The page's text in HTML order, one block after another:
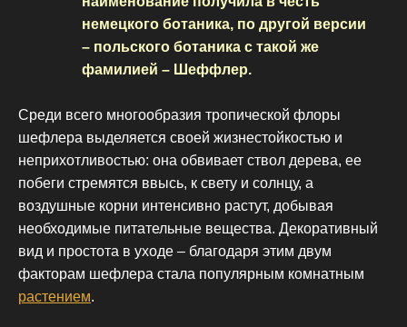
немецкого ботаника, по другой версии
– польского ботаника с такой же
фамилией – Шеффлер.
Среди всего многообразия тропической флоры
шефлера выделяется своей жизнестойкостью и
неприхотливостью: она обвивает ствол дерева, ее
побеги стремятся ввысь, к свету и солнцу, а
воздушные корни интенсивно растут, добывая
необходимые питательные вещества. Декоративный
вид и простота в уходе – благодаря этим двум
факторам шефлера стала популярным комнатным
растением.